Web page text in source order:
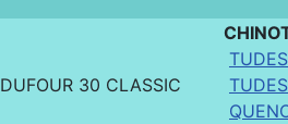
DUFOUR 30 CLASSIC